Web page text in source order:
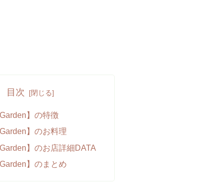
目次
Garden】の特徴
Garden】のお料理
Garden】のお店詳細DATA
Garden】のまとめ